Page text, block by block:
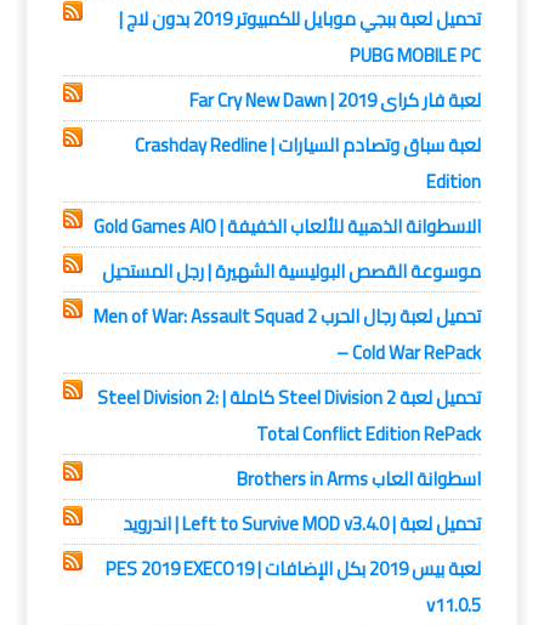
تحميل لعبة ببجي موبايل للكمبيوتر 2019 بدون لاج |
PUBG MOBILE PC
لعبة فار كراى 2019 | Far Cry New Dawn
لعبة سباق وتصادم السيارات | Crashday Redline
Edition
الاسطوانة الذهبية للألعاب الخفيفة | Gold Games AIO
موسوعة القصص البوليسية الشهيرة | رجل المستحيل
تحميل لعبة رجال الحرب Men of War: Assault Squad 2
– Cold War RePack
تحميل لعبة Steel Division 2 كاملة | Steel Division 2:
Total Conflict Edition RePack
اسطوانة العاب Brothers in Arms
تحميل لعبة | Left to Survive MOD v3.4.0 | اندرويد
لعبة بيس 2019 بكل الإضافات | PES 2019 EXECO19
v11.0.5